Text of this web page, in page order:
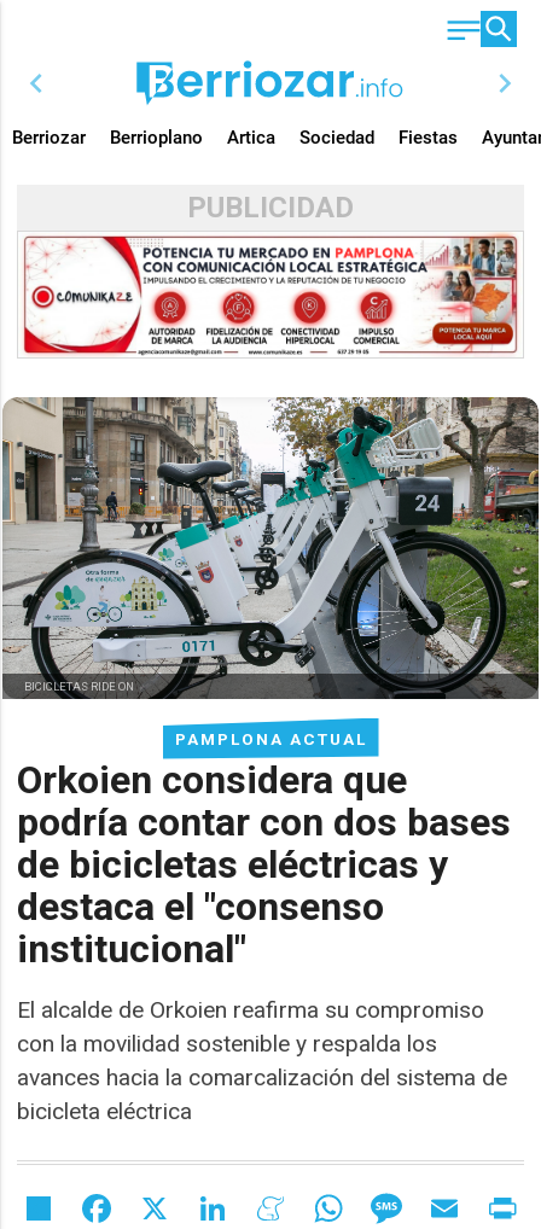
chevron_left chevron_right
Berriozar Berrioplano Artica Sociedad Fiestas
PUBLICIDAD
PAMPLONA ACTUAL
Orkoien considera que
podría contar con dos bases
de bicicletas eléctricas y
destaca el "consenso
institucional"
El alcalde de Orkoien reafirma su compromiso
con la movilidad sostenible y respalda los
avances hacia la comarcalización del sistema de
bicicleta eléctrica
BICICLETAS RIDE ON
Share Facebook LinkedIn MeneameWhatsAppMessageEmail